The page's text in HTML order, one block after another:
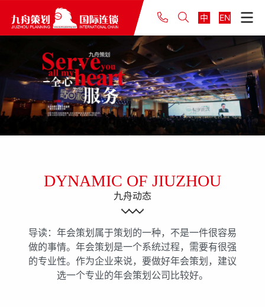
中 EN
DYNAMIC OF JIUZHOU
九舟动态
导读：年会策划属于策划的一种，不是一件很容易
做的事情。年会策划是一个系统过程，需要有很强
的专业性。作为企业来说，要做好年会策划，建议
选一个专业的年会策划公司比较好。